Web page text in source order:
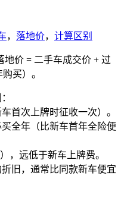
， 落地价， 计算区别
地价 = 二手车成交价 + 过
买）。
首次上牌时征收一次）。
全年（比新车首年全险便
，远低于新车上牌费。
旧，通常比同款新车便宜